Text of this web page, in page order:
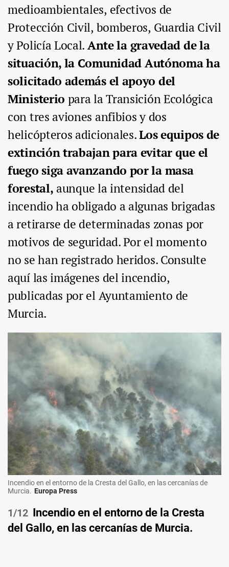
medioambientales, efectivos de
Protección Civil, bomberos, Guardia Civil
y Policía Local.Ante la gravedad de la
situación, la Comunidad Autónoma ha
solicitado además el apoyo del
Ministerio para la Transición Ecológica
con tres aviones anfibios y dos
helicópteros adicionales.Los equipos de
extinción trabajan para evitar que el
fuego siga avanzando por la masa
forestal, aunque la intensidad del
incendio ha obligado a algunas brigadas
a retirarse de determinadas zonas por
motivos de seguridad. Por el momento
no se han registrado heridos. Consulte
aquí las imágenes del incendio,
publicadas por el Ayuntamiento de
Murcia.
Incendio en el entorno de la Cresta del Gallo, en las cercanías de
Murcia. Europa Press
/12 Incendio en el entorno de la Cresta
del Gallo, en las cercanías de Murcia.